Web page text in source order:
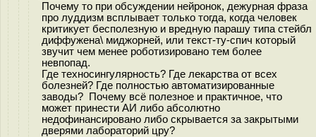
Почему то при обсуждении нейронок, дежурная фраза
про луддизм всплывает только тогда, когда человек
критикует бесполезную и вредную парашу типа стейбл
диффужена\ миджорней, или текст-ту-спич который
звучит чем менее роботизировано тем более
невпопад.
Где техносингулярность? Где лекарства от всех
болезней? Где полностью автоматизированные
заводы? Почему всё полезное и практичное, что
может принести АИ либо абсолютно
недофинансировано либо скрывается за закрытыми
дверями лабораторий цру?